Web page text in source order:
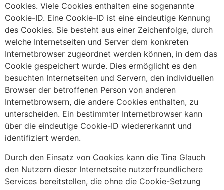
Cookies. Viele Cookies enthalten eine sogenannte
Cookie-ID. Eine Cookie-ID ist eine eindeutige Kennung
des Cookies. Sie besteht aus einer Zeichenfolge, durch
welche Internetseiten und Server dem konkreten
Internetbrowser zugeordnet werden können, in dem das
Cookie gespeichert wurde. Dies ermöglicht es den
besuchten Internetseiten und Servern, den individuellen
Browser der betroffenen Person von anderen
Internetbrowsern, die andere Cookies enthalten, zu
unterscheiden. Ein bestimmter Internetbrowser kann
über die eindeutige Cookie-ID wiedererkannt und
identifiziert werden.
Durch den Einsatz von Cookies kann die Tina Glauch
den Nutzern dieser Internetseite nutzerfreundlichere
Services bereitstellen, die ohne die Cookie-Setzung